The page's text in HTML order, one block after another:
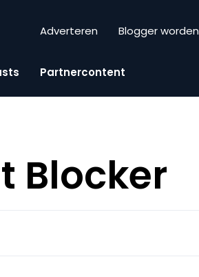
Adverteren Blogger worden
Partnercontent
Blocker